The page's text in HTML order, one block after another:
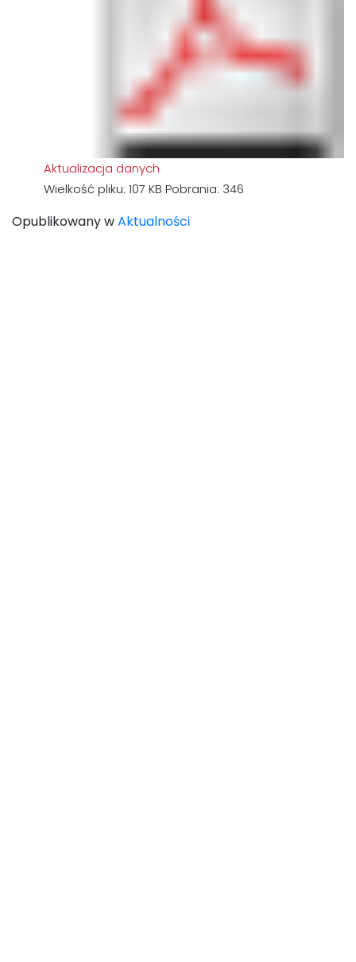
Aktualizacja danych
Wielkość pliku: 107 KB Pobrania: 346
Opublikowany wAktualności